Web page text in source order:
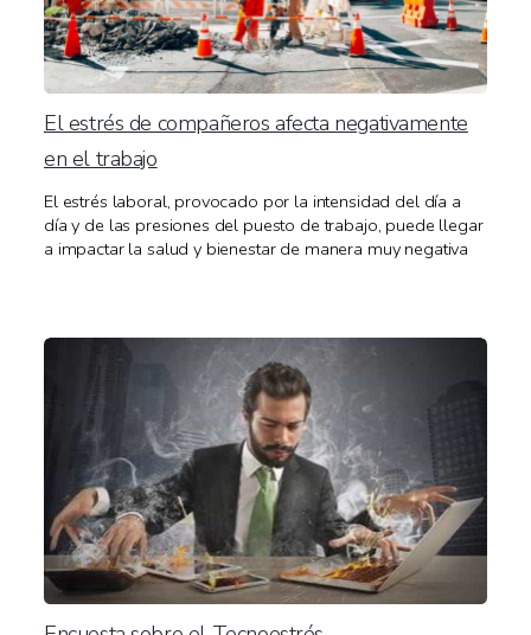
El estrés de compañeros afecta negativamente
en el trabajo
El estrés laboral, provocado por la intensidad del día a
día y de las presiones del puesto de trabajo, puede llegar
a impactar la salud y bienestar de manera muy negativa